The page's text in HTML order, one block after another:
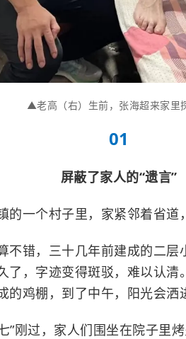
▲老高（右）生前，张海超来家里
01
屏蔽了家人的“遗言”
的一个村子里，家紧邻着省道
不错，三十几年前建成的二
了，字迹变得斑驳，难以认
的鸡棚，到了中午，阳光会洒
”刚过，家人们围坐在院子里